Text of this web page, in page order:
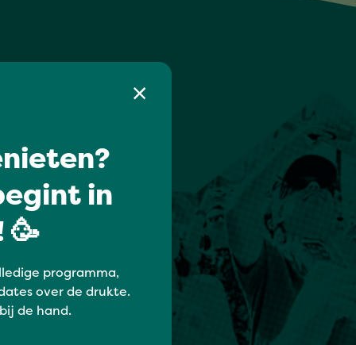
in
🥳
programma,
over de drukte.
de hand.